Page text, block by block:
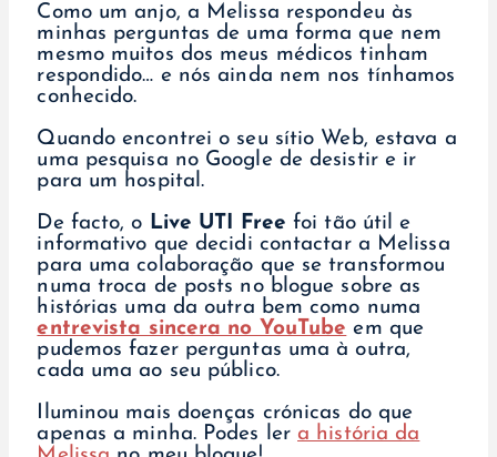
Como um anjo, a Melissa respondeu às
minhas perguntas de uma forma que nem
mesmo muitos dos meus médicos tinham
respondido… e nós ainda nem nos tínhamos
conhecido.
Quando encontrei o seu sítio Web, estava a
uma pesquisa no Google de desistir e ir
para um hospital.
De facto, o Live UTI Free foi tão útil e
informativo que decidi contactar a Melissa
para uma colaboração que se transformou
numa troca de posts no blogue sobre as
histórias uma da outra bem como numa
entrevista sincera no YouTube em que
pudemos fazer perguntas uma à outra,
cada uma ao seu público.
Iluminou mais doenças crónicas do que
apenas a minha. Podes ler a história da